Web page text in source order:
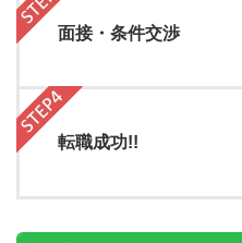
面接・条件交渉
転職成功!!